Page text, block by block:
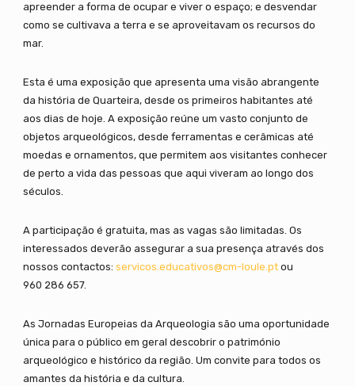
apreender a forma de ocupar e viver o espaço; e desvendar
como se cultivava a terra e se aproveitavam os recursos do
mar.
Esta é uma exposição que apresenta uma visão abrangente
da história de Quarteira, desde os primeiros habitantes até
aos dias de hoje. A exposição reúne um vasto conjunto de
objetos arqueológicos, desde ferramentas e cerâmicas até
moedas e ornamentos, que permitem aos visitantes conhecer
de perto a vida das pessoas que aqui viveram ao longo dos
séculos.
A participação é gratuita, mas as vagas são limitadas. Os
interessados deverão assegurar a sua presença através dos
nossos contactos: servicos.educativos@cm-loule.ptou
960 286 657.
As Jornadas Europeias da Arqueologia são uma oportunidade
única para o público em geral descobrir o património
arqueológico e histórico da região. Um convite para todos os
amantes da história e da cultura.